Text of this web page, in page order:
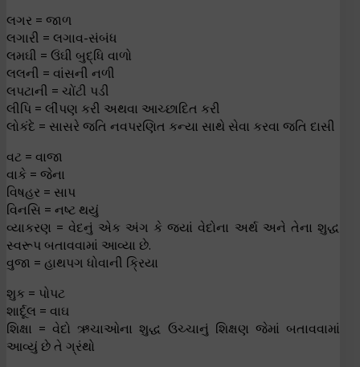
લગર = જાળ
લગારી = લગાવ-સંબંધ
લમઘી = ઉંઘી બુદ્ધિ વાળો
લલની = વાંસની નળી
લપટાની = ચોંટી પડી
લીપિ = લીંપણ કરી અથવા આચ્છાદિત કરી
લોકંદે = સાસરે જતિ નવપરણિત કન્યા સાથે સેવા કરવા જતિ દાસી
વટ = વાજા
વાકે = જેના
વિષહર = સાપ
વિનસિ = નષ્ટ થયું
વ્યાકરણ = વેદનું એક અંગ કે જ્યાં વેદોના અર્થ અને તેના શુદ્ધ
સ્વરૂપ બતાવવામાં આવ્યા છે.
વુજા = હાથપગ ધોવાની ક્રિયા
શુક = પોપટ
શાર્દૂલ = વાઘ
શિક્ષા = વેદો ઋચાઓના શુદ્ધ ઉચ્ચાનું શિક્ષણ જેમાં બતાવવામાં
આવ્યું છે તે ગ્રંથો